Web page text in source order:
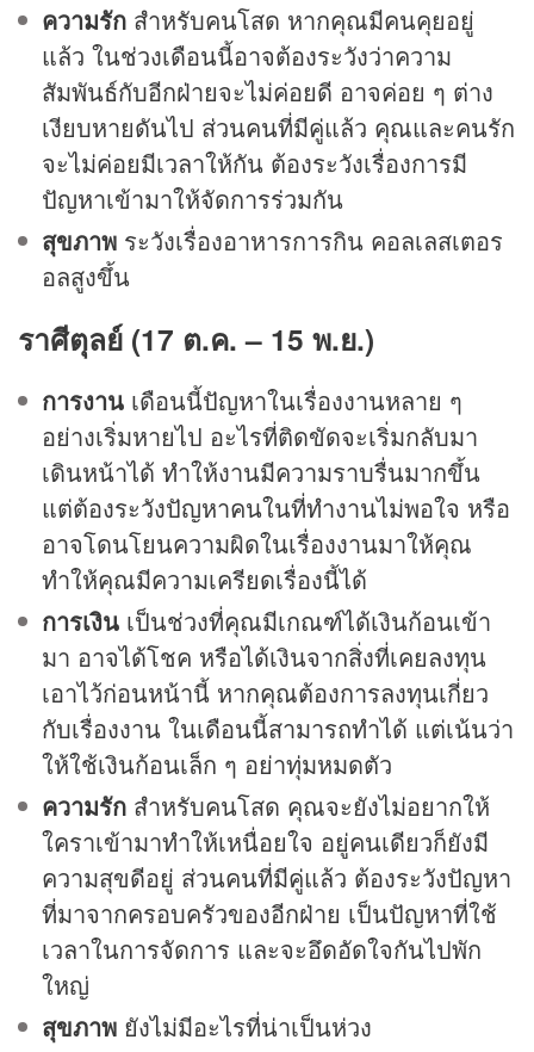
ความรัก สำหรับคนโสด หากคุณมีคนคุยอยู่
แล้ว ในช่วงเดือนนี้อาจต้องระวังว่าความ
สัมพันธ์กับอีกฝ่ายจะไม่ค่อยดี อาจค่อย ๆ ต่าง
เงียบหายดันไป ส่วนคนที่มีคู่แล้ว คุณและคนรัก
จะไม่ค่อยมีเวลาให้กัน ต้องระวังเรื่องการมี
ปัญหาเข้ามาให้จัดการร่วมกัน
สุขภาพ ระวังเรื่องอาหารการกิน คอลเลสเตอร
อลสูงขึ้น
ราศีตุลย์ (17 ต.ค. – 15 พ.ย.)
การงาน เดือนนี้ปัญหาในเรื่องงานหลาย ๆ
อย่างเริ่มหายไป อะไรที่ติดขัดจะเริ่มกลับมา
เดินหน้าได้ ทำให้งานมีความราบรื่นมากขึ้น
แต่ต้องระวังปัญหาคนในที่ทำงานไม่พอใจ หรือ
อาจโดนโยนความผิดในเรื่องงานมาให้คุณ
ทำให้คุณมีความเครียดเรื่องนี้ได้
การเงิน เป็นช่วงที่คุณมีเกณฑ์ได้เงินก้อนเข้า
มา อาจได้โชค หรือได้เงินจากสิ่งที่เคยลงทุน
เอาไว้ก่อนหน้านี้ หากคุณต้องการลงทุนเกี่ยว
กับเรื่องงาน ในเดือนนี้สามารถทำได้ แต่เน้นว่า
ให้ใช้เงินก้อนเล็ก ๆ อย่าทุ่มหมดตัว
ความรัก สำหรับคนโสด คุณจะยังไม่อยากให้
ใคราเข้ามาทำให้เหนื่อยใจ อยู่คนเดียวก็ยังมี
ความสุขดีอยู่ ส่วนคนที่มีคู่แล้ว ต้องระวังปัญหา
ที่มาจากครอบครัวของอีกฝ่าย เป็นปัญหาที่ใช้
เวลาในการจัดการ และจะอึดอัดใจกันไปพัก
ใหญ่
สุขภาพ ยังไม่มีอะไรที่น่าเป็นห่วง